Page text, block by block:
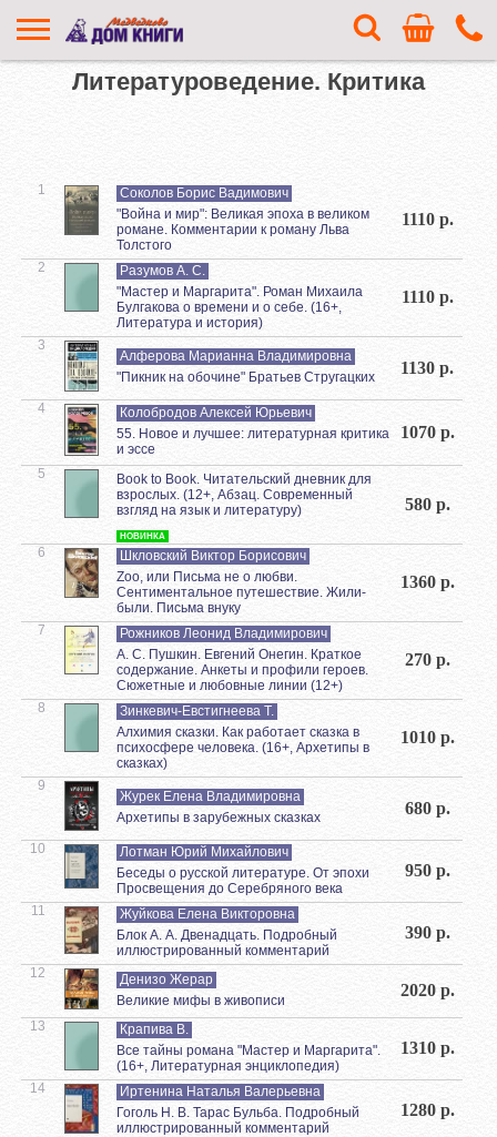
Литературоведение. Критика
1
Соколов Борис Вадимович
"Война и мир": Великая эпоха в великом
романе. Комментарии к роману Льва
Толстого
1110 р.
2
Разумов А. С.
"Мастер и Маргарита". Роман Михаила
Булгакова о времени и о себе. (16+,
Литература и история)
1110 р.
3
Алферова Марианна Владимировна
"Пикник на обочине" Братьев Стругацких
1130 р.
4
Колобродов Алексей Юрьевич
55. Новое и лучшее: литературная критика
и эссе
1070 р.
5
Book to Book. Читательский дневник для
взрослых. (12+, Абзац. Современный
взгляд на язык и литературу)
НОВИНКА
580 р.
6
Шкловский Виктор Борисович
Zoo, или Письма не о любви.
Сентиментальное путешествие. Жили-
были. Письма внуку
1360 р.
7
Рожников Леонид Владимирович
А. С. Пушкин. Евгений Онегин. Краткое
содержание. Анкеты и профили героев.
Сюжетные и любовные линии (12+)
270 р.
8
Зинкевич-Евстигнеева Т.
Алхимия сказки. Как работает сказка в
психосфере человека. (16+, Архетипы в
сказках)
1010 р.
9
Журек Елена Владимировна
Архетипы в зарубежных сказках
680 р.
10
Лотман Юрий Михайлович
Беседы о русской литературе. От эпохи
Просвещения до Серебряного века
950 р.
11
Жуйкова Елена Викторовна
Блок А. А. Двенадцать. Подробный
иллюстрированный комментарий
390 р.
12
Денизо Жерар
Великие мифы в живописи
2020 р.
13
Крапива В.
Все тайны романа "Мастер и Маргарита".
(16+, Литературная энциклопедия)
1310 р.
14
Иртенина Наталья Валерьевна
Гоголь Н. В. Тарас Бульба. Подробный
иллюстрированный комментарий
1280 р.